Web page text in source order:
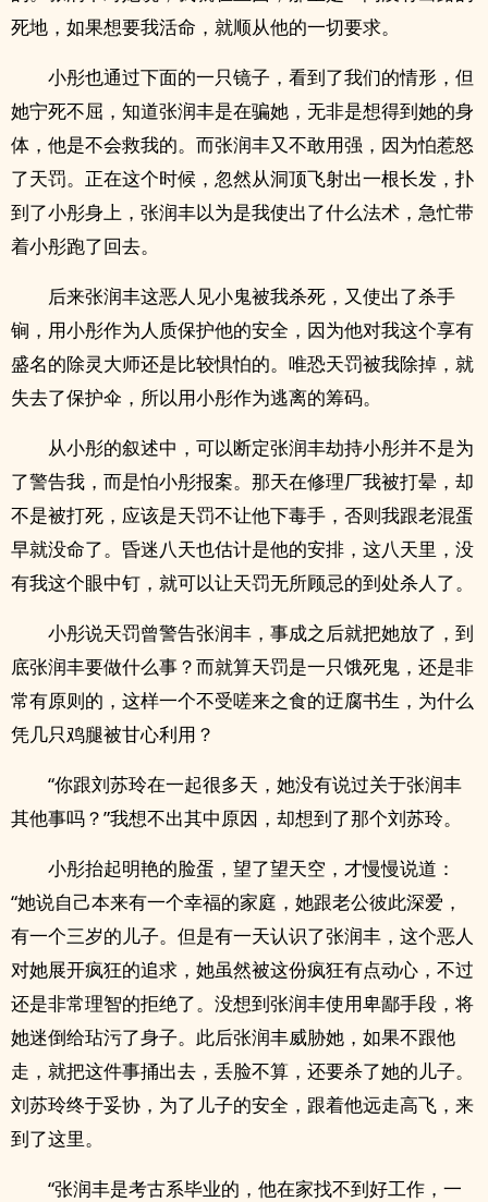
死地，如果想要我活命，就顺从他的一切要求。
小彤也通过下面的一只镜子，看到了我们的情形，但
她宁死不屈，知道张润丰是在骗她，无非是想得到她的身
体，他是不会救我的。而张润丰又不敢用强，因为怕惹怒
了天罚。正在这个时候，忽然从洞顶飞射出一根长发，扑
到了小彤身上，张润丰以为是我使出了什么法术，急忙带
着小彤跑了回去。
后来张润丰这恶人见小鬼被我杀死，又使出了杀手
锏，用小彤作为人质保护他的安全，因为他对我这个享有
盛名的除灵大师还是比较惧怕的。唯恐天罚被我除掉，就
失去了保护伞，所以用小彤作为逃离的筹码。
从小彤的叙述中，可以断定张润丰劫持小彤并不是为
了警告我，而是怕小彤报案。那天在修理厂我被打晕，却
不是被打死，应该是天罚不让他下毒手，否则我跟老混蛋
早就没命了。昏迷八天也估计是他的安排，这八天里，没
有我这个眼中钉，就可以让天罚无所顾忌的到处杀人了。
小彤说天罚曾警告张润丰，事成之后就把她放了，到
底张润丰要做什么事？而就算天罚是一只饿死鬼，还是非
常有原则的，这样一个不受嗟来之食的迂腐书生，为什么
凭几只鸡腿被甘心利用？
“你跟刘苏玲在一起很多天，她没有说过关于张润丰
其他事吗？”我想不出其中原因，却想到了那个刘苏玲。
小彤抬起明艳的脸蛋，望了望天空，才慢慢说道：
“她说自己本来有一个幸福的家庭，她跟老公彼此深爱，
有一个三岁的儿子。但是有一天认识了张润丰，这个恶人
对她展开疯狂的追求，她虽然被这份疯狂有点动心，不过
还是非常理智的拒绝了。没想到张润丰使用卑鄙手段，将
她迷倒给玷污了身子。此后张润丰威胁她，如果不跟他
走，就把这件事捅出去，丢脸不算，还要杀了她的儿子。
刘苏玲终于妥协，为了儿子的安全，跟着他远走高飞，来
到了这里。
“张润丰是考古系毕业的，他在家找不到好工作，一